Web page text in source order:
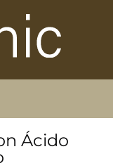
Ácido